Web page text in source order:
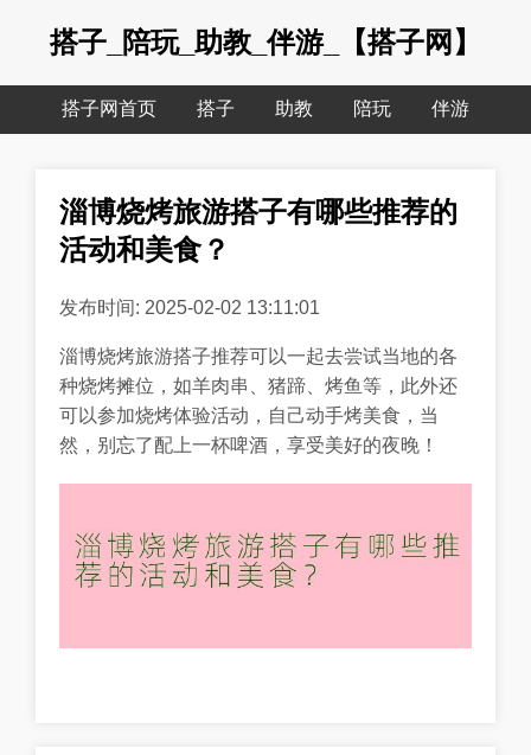
搭子_陪玩_助教_伴游_【搭子网】
搭子网首页 搭子 助教 陪玩 伴游
淄博烧烤旅游搭子有哪些推荐的
活动和美食？
发布时间: 2025-02-02 13:11:01
淄博烧烤旅游搭子推荐可以一起去尝试当地的各
种烧烤摊位，如羊肉串、猪蹄、烤鱼等，此外还
可以参加烧烤体验活动，自己动手烤美食，当
然，别忘了配上一杯啤酒，享受美好的夜晚！